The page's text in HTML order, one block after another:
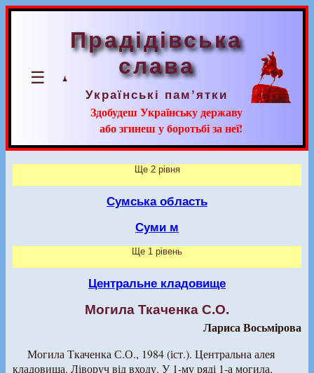
☰
Прадідівська
слава
Українські пам’ятки
Здобудеш Українську державу
або згинеш у боротьбі за неї!
Ще 2 рівня
Сумська область
Суми м
Ще 1 рівень
Центральне кладовище
Могила Ткаченка С.О.
Лариса Восьмірова
Могила Ткаченка С.О., 1984 (іст.). Центральна алея
кладовища. Ліворуч від входу. У 1-му ряді 1-а могила.